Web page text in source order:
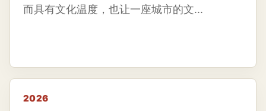
而具有文化温度，也让一座城市的文...
2026